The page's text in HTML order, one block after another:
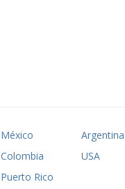
México Argentina
Colombia
USA
Puerto Rico